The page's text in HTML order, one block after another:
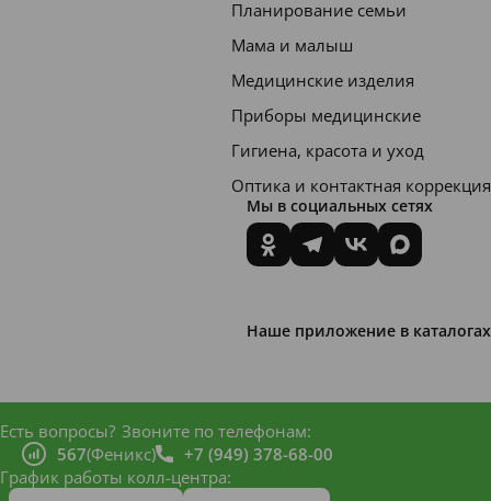
Планирование семьи
Мама и малыш
Медицинские изделия
Приборы медицинские
Гигиена, красота и уход
Оптика и контактная коррекция
Мы в социальных сетях
Наше приложение в каталогах
Есть вопросы? Звоните по телефонам:
567(Феникс)
+7 (949) 378-68-00
График работы колл-центра: